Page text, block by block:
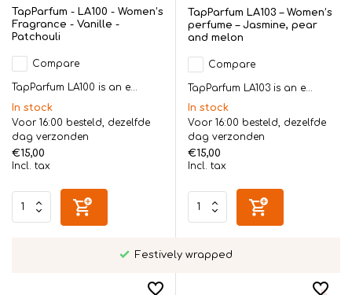
TapParfum - LA100 - Women’s
Fragrance - Vanille -
Patchouli
Compare
TapParfum LA100 is an e...
In stock
Voor 16:00 besteld, dezelfde
dag verzonden
€15,00
Incl. tax
TapParfum LA103 – Women’s
perfume – Jasmine, pear
and melon
Compare
TapParfum LA103 is an e...
In stock
Voor 16:00 besteld, dezelfde
dag verzonden
€15,00
Incl. tax
Festively wrapped